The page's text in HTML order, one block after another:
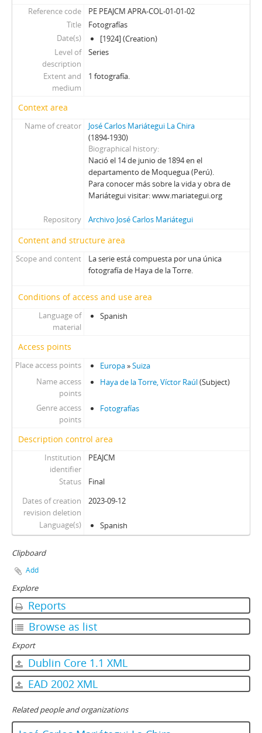
Reference code
PE PEAJCM APRA-COL-01-01-02
Title
Fotografías
Date(s)
[1924] (Creation)
Level of
description
Series
Extent and
medium
1 fotografía.
Context area
Name of creator
José Carlos Mariátegui La Chira
(1894-1930)
Biographical history
Nació el 14 de junio de 1894 en el
departamento de Moquegua (Perú).
Para conocer más sobre la vida y obra de
Mariátegui visitar: www.mariategui.org
Repository Archivo José Carlos Mariátegui
Content and structure area
Scope and content
La serie está compuesta por una única
fotografía de Haya de la Torre.
Conditions of access and use area
Language of
material
Spanish
Access points
Place access points Europa»Suiza
Name access
points
Haya de la Torre, Víctor Raúl(Subject)
Genre access
points
Fotografías
Description control area
Institution
identifier
PEAJCM
Status
Final
Dates of creation
revision deletion
2023-09-12
Language(s) Spanish
Clipboard
Add
Explore
Reports
Browse as list
Export
Dublin Core 1.1 XML
EAD 2002 XML
Related people and organizations